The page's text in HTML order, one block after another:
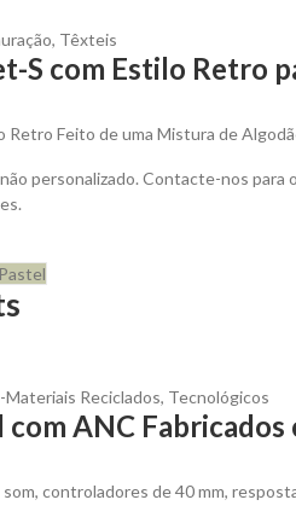
, Têxteis
S com Estilo Retro
Feito de uma Mistura de
personalizado. Contacte-nos
Materiais Reciclados, Tecnológicos
ANC
controladores de 40 mm,